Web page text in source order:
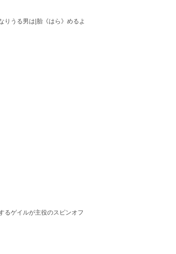
りうる男は|胎《はら》めるよ
るゲイルが主役のスピンオフ